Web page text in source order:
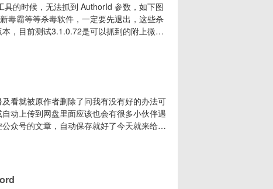
的时候，无法抓到 AuthorId 参数，如下图
毒霸等等杀毒软件，一定要先退出，这些杀
，目前测试3.1.0.72是可以抓到的附上微信
s/dyLRVv-K0C5v第二种解决办法（推
，点击进程，找到 WeChat Mini
看就被原作者删除了问我有没有好的办法可
动上传到网盘里面应该也会有很多小伙伴遇
众号的文章，自动保存就好了今天就来给大
，只需要提供你想监控公众号的其中一篇文
格式到自己电脑上，而且还有开放